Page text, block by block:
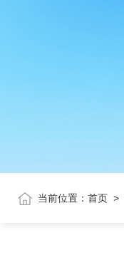
当前位置： 首页 >